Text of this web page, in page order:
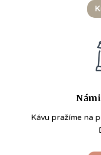
Kávu pražíme na